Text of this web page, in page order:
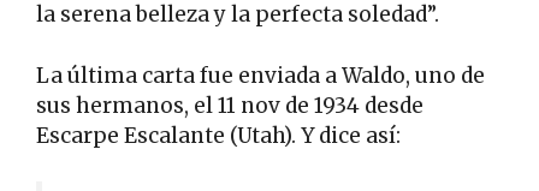
la serena belleza y la perfecta soledad”.
La última carta fue enviada a Waldo, uno de
sus hermanos, el 11 nov de 1934 desde
Escarpe Escalante (Utah). Y dice así: